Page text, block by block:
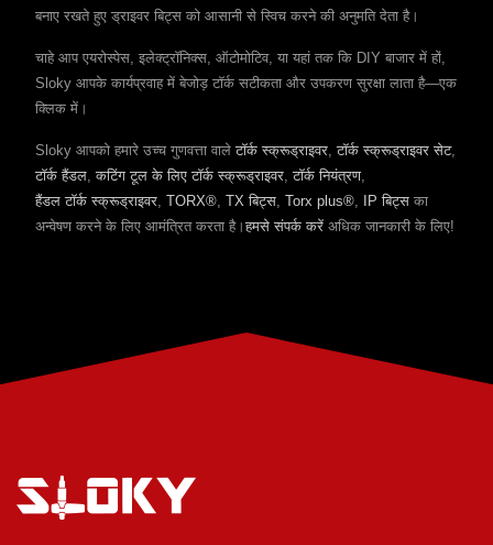
बनाए रखते हुए ड्राइवर बिट्स को आसानी से स्विच करने की अनुमति देता है।
चाहे आप एयरोस्पेस, इलेक्ट्रॉनिक्स, ऑटोमोटिव, या यहां तक कि DIY बाजार में हों,
Sloky आपके कार्यप्रवाह में बेजोड़ टॉर्क सटीकता और उपकरण सुरक्षा लाता है—एक
क्लिक में।
Sloky आपको हमारे उच्च गुणवत्ता वालेटॉर्क स्क्रूड्राइवर ,टॉर्क स्क्रूड्राइवर सेट,
टॉर्क हैंडल ,कटिंग टूल के लिए टॉर्क स्क्रूड्राइवर ,टॉर्क नियंत्रण
हैंडल टॉर्क स्क्रूड्राइवर TORX® TX बिट्स Torx plus® IP बिट्स का
अन्वेषण करने के लिए आमंत्रित करता है।हमसे संपर्क करें अधिक जानकारी के लिए!